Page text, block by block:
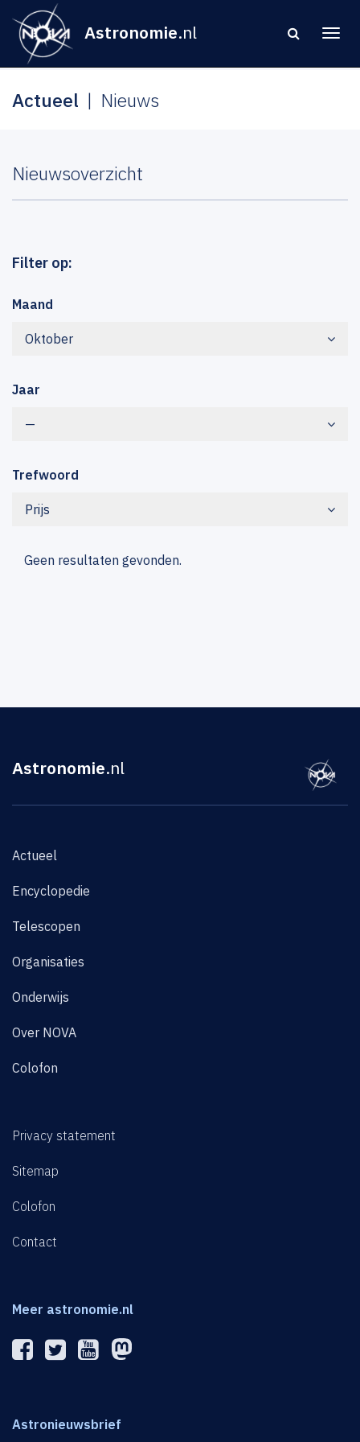
Astronomie.nl
Actueel Nieuws
Nieuwsoverzicht
Filter op:
Maand
Oktober
Jaar
—
Trefwoord
Prijs
Geen resultaten gevonden.
Astronomie.nl
Actueel
Encyclopedie
Telescopen
Organisaties
Onderwijs
Over NOVA
Colofon
Privacy statement
Sitemap
Colofon
Contact
Meer astronomie.nl
Astronieuwsbrief